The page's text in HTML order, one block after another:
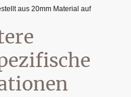
aus 20mm Material auf